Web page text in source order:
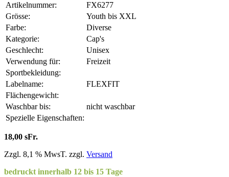
Artikelnummer:
FX6277
Grösse:
Youth bis XXL
Farbe:
Diverse
Kategorie:
Cap's
Geschlecht:
Unisex
Verwendung für:
Freizeit
Sportbekleidung:
Labelname:
FLEXFIT
Flächengewicht:
Waschbar bis:
nicht waschbar
Spezielle Eigenschaften:
18,00 sFr.
Zzgl. 8,1 % MwsT. zzgl. Versand
bedruckt innerhalb 12 bis 15 Tage